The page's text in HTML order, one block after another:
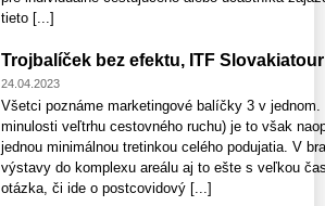
tieto [...]
Trojbalíček bez efektu, ITF
24.04.2023
Všetci poznáme marketingové balíčky 3 v
minulosti veľtrhu cestovného ruchu) je to však
jednou minimálnou tretinkou celého podujatia. V
výstavy do komplexu areálu aj to ešte s veľkou
otázka, či ide o postcovidový [...]